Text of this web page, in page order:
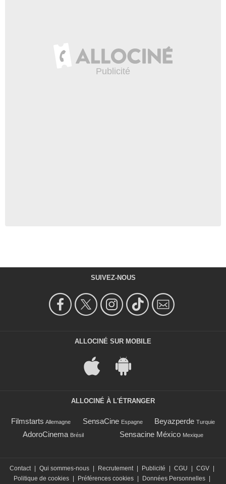
SUIVEZ-NOUS
ALLOCINÉ SUR MOBILE
ALLOCINÉ À L'ÉTRANGER
Filmstarts Allemagne SensaCine Espagne Beyazperde Turquie
AdoroCinema Brésil Sensacine México Mexique
Contact | Qui sommes-nous | Recrutement | Publicité | CGU | CGV |
Politique de cookies | Préférences cookies | Données Personnelles |